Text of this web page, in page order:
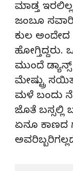
ಮಾಡ್ತ
ಜಂಬೂ
ಕುಲ ಅಂದೇದ
ಮುಂದೆ
ಮೇಷ್ಟ್ರು
ಮಳೆ ಬಂದು
ಜೊತೆ ಬಸ್ಸಲ್ಲಿ
ಏನೂ ಕಾಣದ